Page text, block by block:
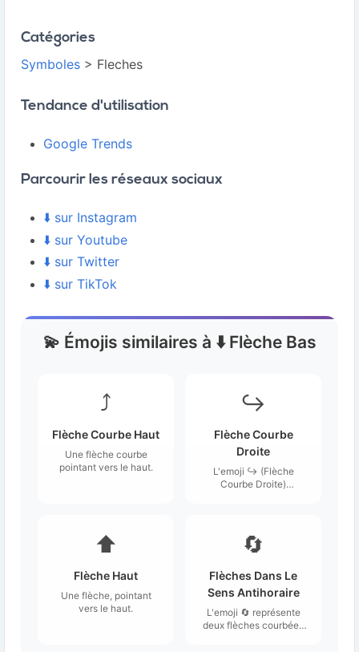
Catégories
Symboles > Fleches
Tendance d'utilisation
Google Trends
Parcourir les réseaux sociaux
⬇️ sur Instagram
⬇️ sur Youtube
⬇️ sur Twitter
⬇️ sur TikTok
💫 Émojis similaires à ⬇️ Flèche Bas
⤴️
Flèche Courbe Haut
Une flèche courbe
pointant vers le haut.
↪️
Flèche Courbe
Droite
L'emoji ↪️ (Flèche
Courbe Droite)
mouvement ou une
direction.
⬆️
Flèche Haut
Une flèche, pointant
vers le haut.
🔄
Flèches Dans Le
Sens Antihoraire
L'emoji 🔄 représente
deux flèches courbées